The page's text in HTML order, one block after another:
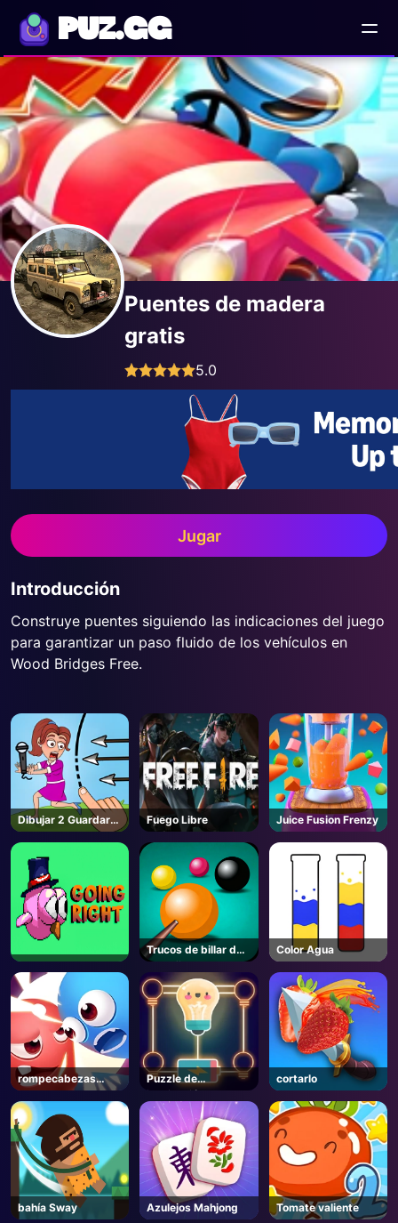
PUZ.GG
Puentes de madera
gratis
5.0
Jugar
Introducción
Construye puentes siguiendo las indicaciones del juego
para garantizar un paso fluido de los vehículos en
Wood Bridges Free.
Dibujar 2 Guardar
rompecabezas
Fuego Libre Juice Fusion Frenzy
Trucos de billar de
la mafia
Color Agua
rompecabezas
Snack Rush
Puzzle de
iluminación
cortarlo
bahía Sway Azulejos Mahjong Tomate valiente